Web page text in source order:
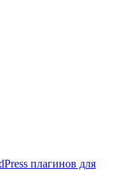
плагинов для